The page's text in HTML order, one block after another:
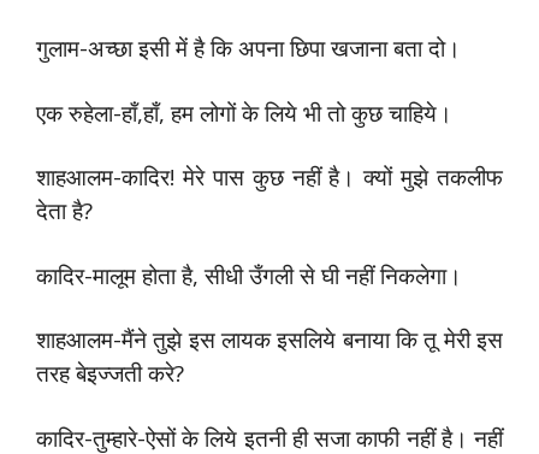
गुलाम-अच्छा इसी में है कि अपना छिपा खजाना बता दो।
एक रुहेला-हाँ,हाँ, हम लोगों के लिये भी तो कुछ चाहिये।
शाहआलम-कादिर! मेरे पास कुछ नहीं है। क्यों मुझे तकलीफ
देता है?
कादिर-मालूम होता है, सीधी उँगली से घी नहीं निकलेगा।
शाहआलम-मैंने तुझे इस लायक इसलिये बनाया कि तू मेरी इस
तरह बेइज्जती करे?
कादिर-तुम्हारे-ऐसों के लिये इतनी ही सजा काफी नहीं है। नहीं